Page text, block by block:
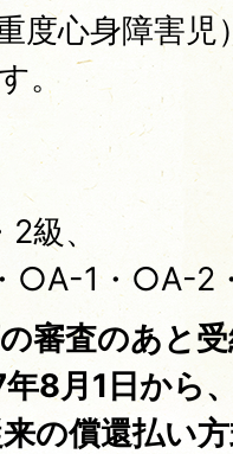
度心身障害
。
級、
○A-1・○A-2
審査のあと
8月1日から
の償還払い